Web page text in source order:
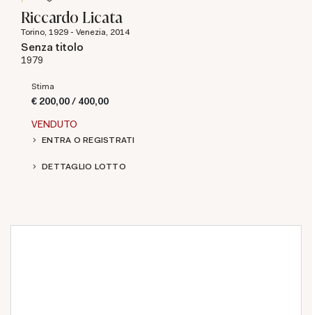
Riccardo Licata
Torino, 1929 - Venezia, 2014
Senza titolo
1979
Stima
€ 200,00 / 400,00
VENDUTO
ENTRA O REGISTRATI
DETTAGLIO LOTTO